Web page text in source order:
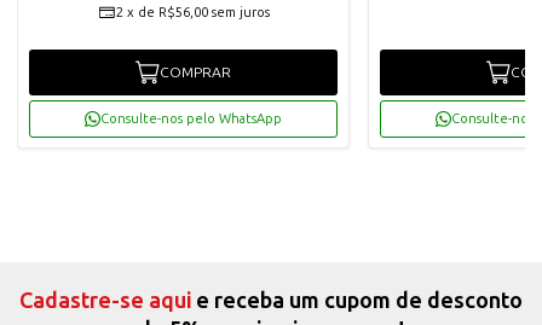
2 x de R$56,00 sem juros
COMPRAR
Consulte-nos pelo WhatsApp Consulte-nos
Cadastre-se aqui e receba um cupom de desconto